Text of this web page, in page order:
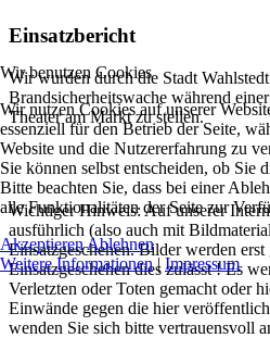
Einsatzbericht
Wir wurden durch die Stadt
Brandsicherheitswache während
Theater am Markt zu stellen.
Wichtiger Hinweis: Auf unserer
ausführlich (also auch mit
Einsatzgeschehen. Bilder werden
Einsatzgeschehen dies zulässt ! Es
Verletzten oder Toten gemacht oder
Einwände gegen die hier
wenden Sie sich bitte vertrauensvoll
Wir benutzen Cookies
Wir nutzen Cookies auf unserer
essenziell für den Betrieb der Seite,
Website und die Nutzererfahrung zu
Sie können selbst entscheiden, ob Sie
Bitte beachten Sie, dass bei einer
alle Funktionalitäten der Seite zur
AkzeptierenAblehnen
Weitere Informationen|Impressum